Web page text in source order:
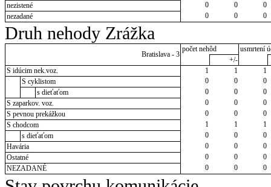
nezistené
0 0
0
nezadané
0 0 0
Druh nehody Zrážka
Bratislava - 3
počet nehôd
usmrtení
+/-
S idúcim nek.voz.
1 1
1
S cyklistom
0 0
0
s dieťaťom
0 0
0
S zaparkov. voz.
0 0
0
S pevnou prekážkou
0 0
0
S chodcom
1 1
1
s dieťaťom
0 0
0
Havária
0 0
0
Ostatné
0 0
0
NEZADANÉ
0 0 0